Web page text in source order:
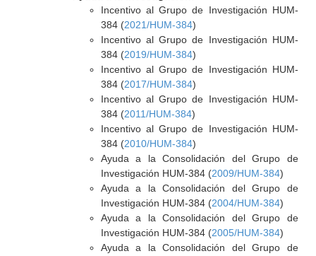
Incentivo al Grupo de Investigación HUM-
384 (2021/HUM-384)
Incentivo al Grupo de Investigación HUM-
384 (2019/HUM-384)
Incentivo al Grupo de Investigación HUM-
384 (2017/HUM-384)
Incentivo al Grupo de Investigación HUM-
384 (2011/HUM-384)
Incentivo al Grupo de Investigación HUM-
384 (2010/HUM-384)
Ayuda a la Consolidación del Grupo de
Investigación HUM-384 (2009/HUM-384)
Ayuda a la Consolidación del Grupo de
Investigación HUM-384 (2004/HUM-384)
Ayuda a la Consolidación del Grupo de
Investigación HUM-384 (2005/HUM-384)
Ayuda a la Consolidación del Grupo de